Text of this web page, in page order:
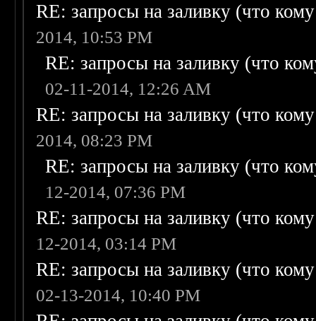
RE: запросы на заливку (что
2014, 10:53 PM
RE: запросы на заливку (что
02-11-2014, 12:26 AM
RE: запросы на заливку (что
2014, 08:23 PM
RE: запросы на заливку (что
12-2014, 07:36 PM
RE: запросы на заливку (что
12-2014, 03:14 PM
RE: запросы на заливку (что
02-13-2014, 10:40 PM